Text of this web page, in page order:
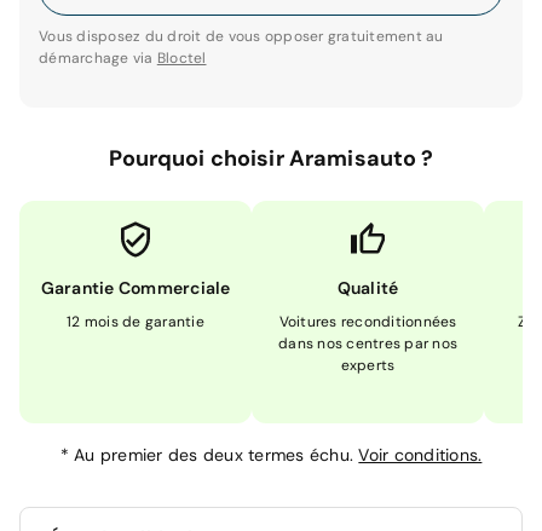
Vous disposez du droit de vous opposer gratuitement au
démarchage via Bloctel
Pourquoi choisir Aramisauto ?
Garantie Commerciale
12 mois de garantie
Qualité
Voitures reconditionnées
dans nos centres par nos
experts
*Au premier des deux termes échu.Voir conditions.